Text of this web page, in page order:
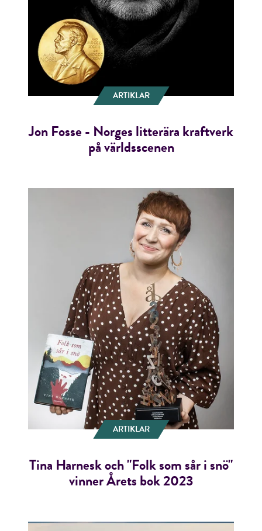
ARTIKLAR
Jon Fosse - Norges litterära kraftverk
på världsscenen
ARTIKLAR
Tina Harnesk och "Folk som sår i snö"
vinner Årets bok 2023